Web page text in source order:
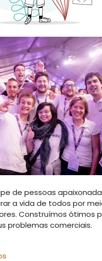
de pessoas
a vida de todos por
Construímos ótimos
problemas comerciais.